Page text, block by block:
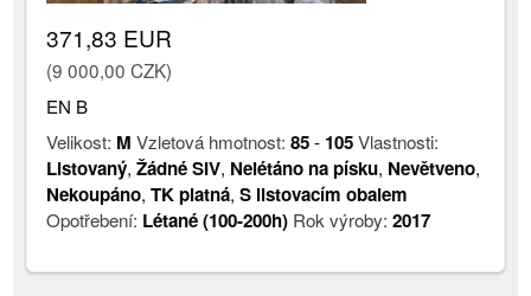
371,83 EUR
(9 000,00 CZK)
EN B
Velikost: M Vzletová hmotnost:85- 105Vlastnosti:
Listovaný,Žádné SIV, Nelétáno na písku, Nevětveno,
Nekoupáno,TK platná,S listovacím obalem
Opotřebení: Létané (100-200h) Rok výroby:2017